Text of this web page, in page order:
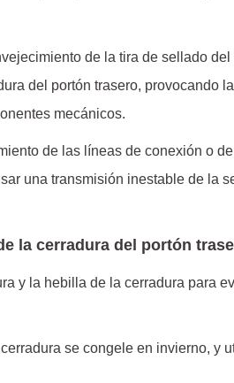
de la tira de sellado
del portón trasero, provocando
mecánicos.
de las líneas de conexión o
una transmisión inestable de la
la cerradura del portón
y la hebilla de la cerradura para
se congele en invierno, y